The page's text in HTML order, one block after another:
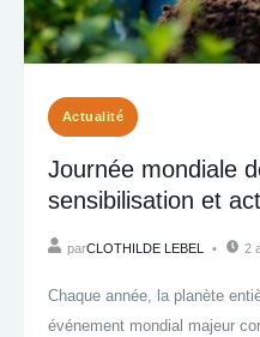
Actualité
Journée mondiale
sensibilisation et
parCLOTHILDE LEBEL 2
Chaque année, la planète
événement mondial majeur